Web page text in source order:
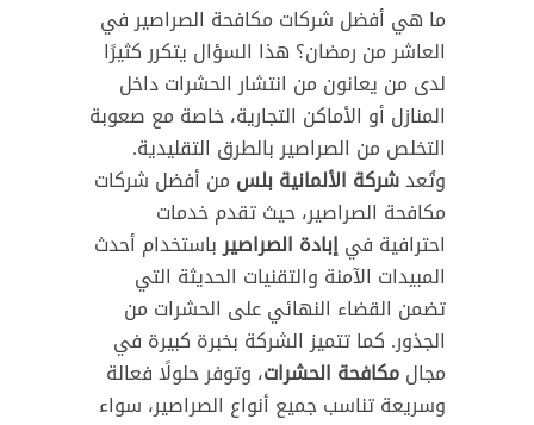
ما هي أفضل شركات مكافحة الصراصير في
العاشر من رمضان؟ هذا السؤال يتكرر كثيرًا
لدى من يعانون من انتشار الحشرات داخل
المنازل أو الأماكن التجارية، خاصة مع صعوبة
التخلص من الصراصير بالطرق التقليدية.
وتُعدشركة الألمانية بلس من أفضل شركات
مكافحة الصراصير، حيث تقدم خدمات
احترافية فيإبادة الصراصيرباستخدام أحدث
المبيدات الآمنة والتقنيات الحديثة التي
تضمن القضاء النهائي على الحشرات من
الجذور. كما تتميز الشركة بخبرة كبيرة في
مجالمكافحة الحشرات، وتوفر حلولًا فعالة
وسريعة تناسب جميع أنواع الصراصير، سواء